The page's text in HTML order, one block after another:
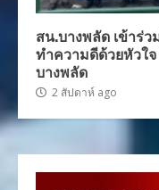
สน.บางพลัด เข้าร่ว
ทำความดีด้วยหัวใ
บางพลัด
2 สัปดาห์ ago